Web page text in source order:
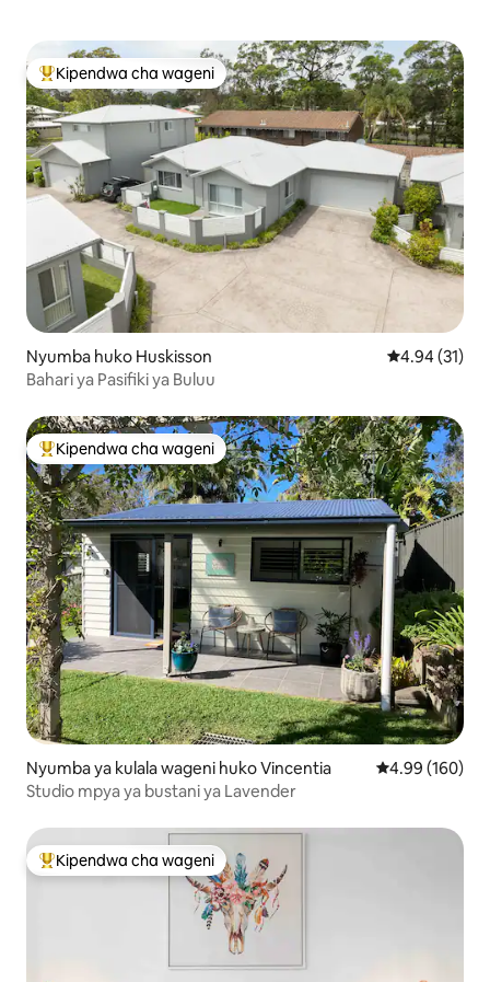
Kipendwa maarufu cha wageni
Kipendwa cha wageni
Nyumba huko Huskisson Ukadiriaji wa
4.94 (31)
Bahari ya Pasifiki ya Buluu
Kipendwa maarufu cha wageni
Kipendwa cha wageni
Nyumba ya kulala wageni huko Vincentia Ukadiriaji wa
4.99 (160)
Studio mpya ya bustani ya Lavender
Kipendwa maarufu cha wageni
Kipendwa cha wageni